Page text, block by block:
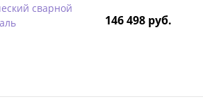
сварной
146 498 руб.